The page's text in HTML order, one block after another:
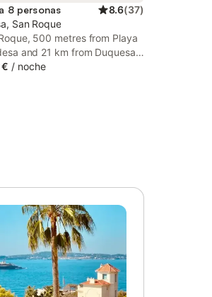
8 personas 8.6(37)
San Roque
500 metres from Playa
and 21 km from Duquesa
Cana offers a seasonal
€ / noche